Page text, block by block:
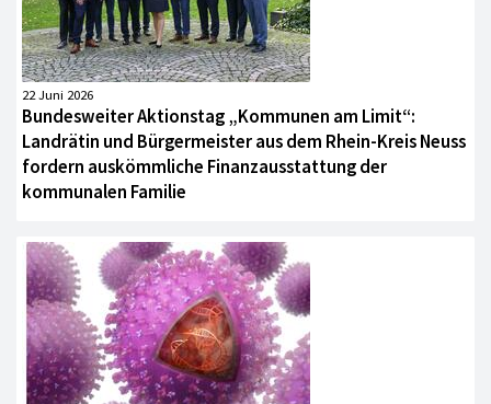
22 Juni 2026
Bundesweiter Aktionstag „Kommunen am Limit“:
Landrätin und Bürgermeister aus dem Rhein-Kreis Neuss
fordern auskömmliche Finanzausstattung der
kommunalen Familie